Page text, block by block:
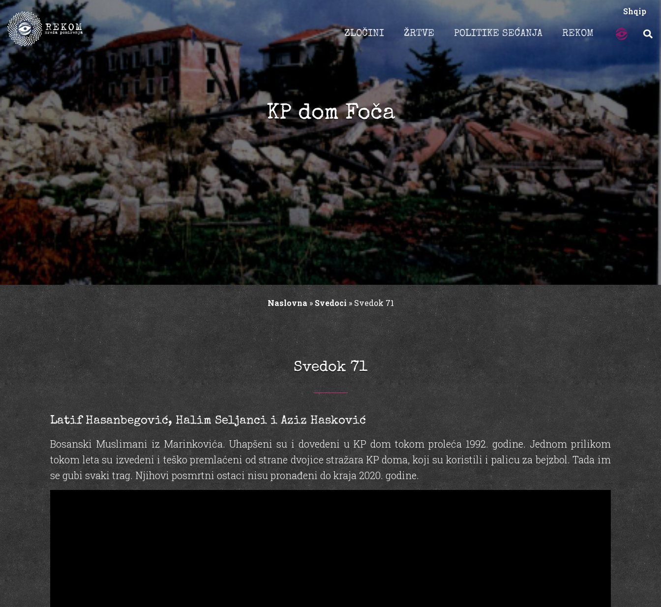
Shqip
ZLOČINI ŽRTVE POLITIKE SEĆANJA REKOM
KP dom Foča
Naslovna» Svedoci»Svedok 71
Svedok 71
Latif Hasanbegović, Halim Seljanci i Aziz Hasković
Bosanski Muslimani iz Marinkovića. Uhapšeni su i dovedeni u KP dom tokom proleća 1992. godine. Jednom prilikom
tokom leta su izvedeni i teško premlaćeni od strane dvojice stražara KP doma, koji su koristili i palicu za bejzbol. Tada im
se gubi svaki trag. Njihovi posmrtni ostaci nisu pronađeni do kraja 2020. godine.